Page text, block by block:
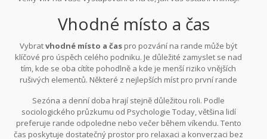
komunikaci a celkově zlepšit šance na pozitivní odpověď na vaše
pozvání.
Vhodné místo a čas
Vybratvhodné místo a čas pro pozvání na rande může být
klíčové pro úspěch celého podniku. Je důležité zamyslet se nad
tím, kde se oba cítíte pohodlně a kde je menší riziko vnějších
rušivých elementů. Některé z nejlepších míst pro první rande
nabízejí přátelskou atmosféru a jsou ideální pro nenucenou
konverzaci.
Sezóna a denní doba hrají stejně důležitou roli. Podle
sociologického průzkumu od Psychologie Today, většina lidí
preferuje rande odpoledne nebo večer během víkendu. Tento
čas poskytuje dostatečný prostor pro relaxaci a konverzaci bez